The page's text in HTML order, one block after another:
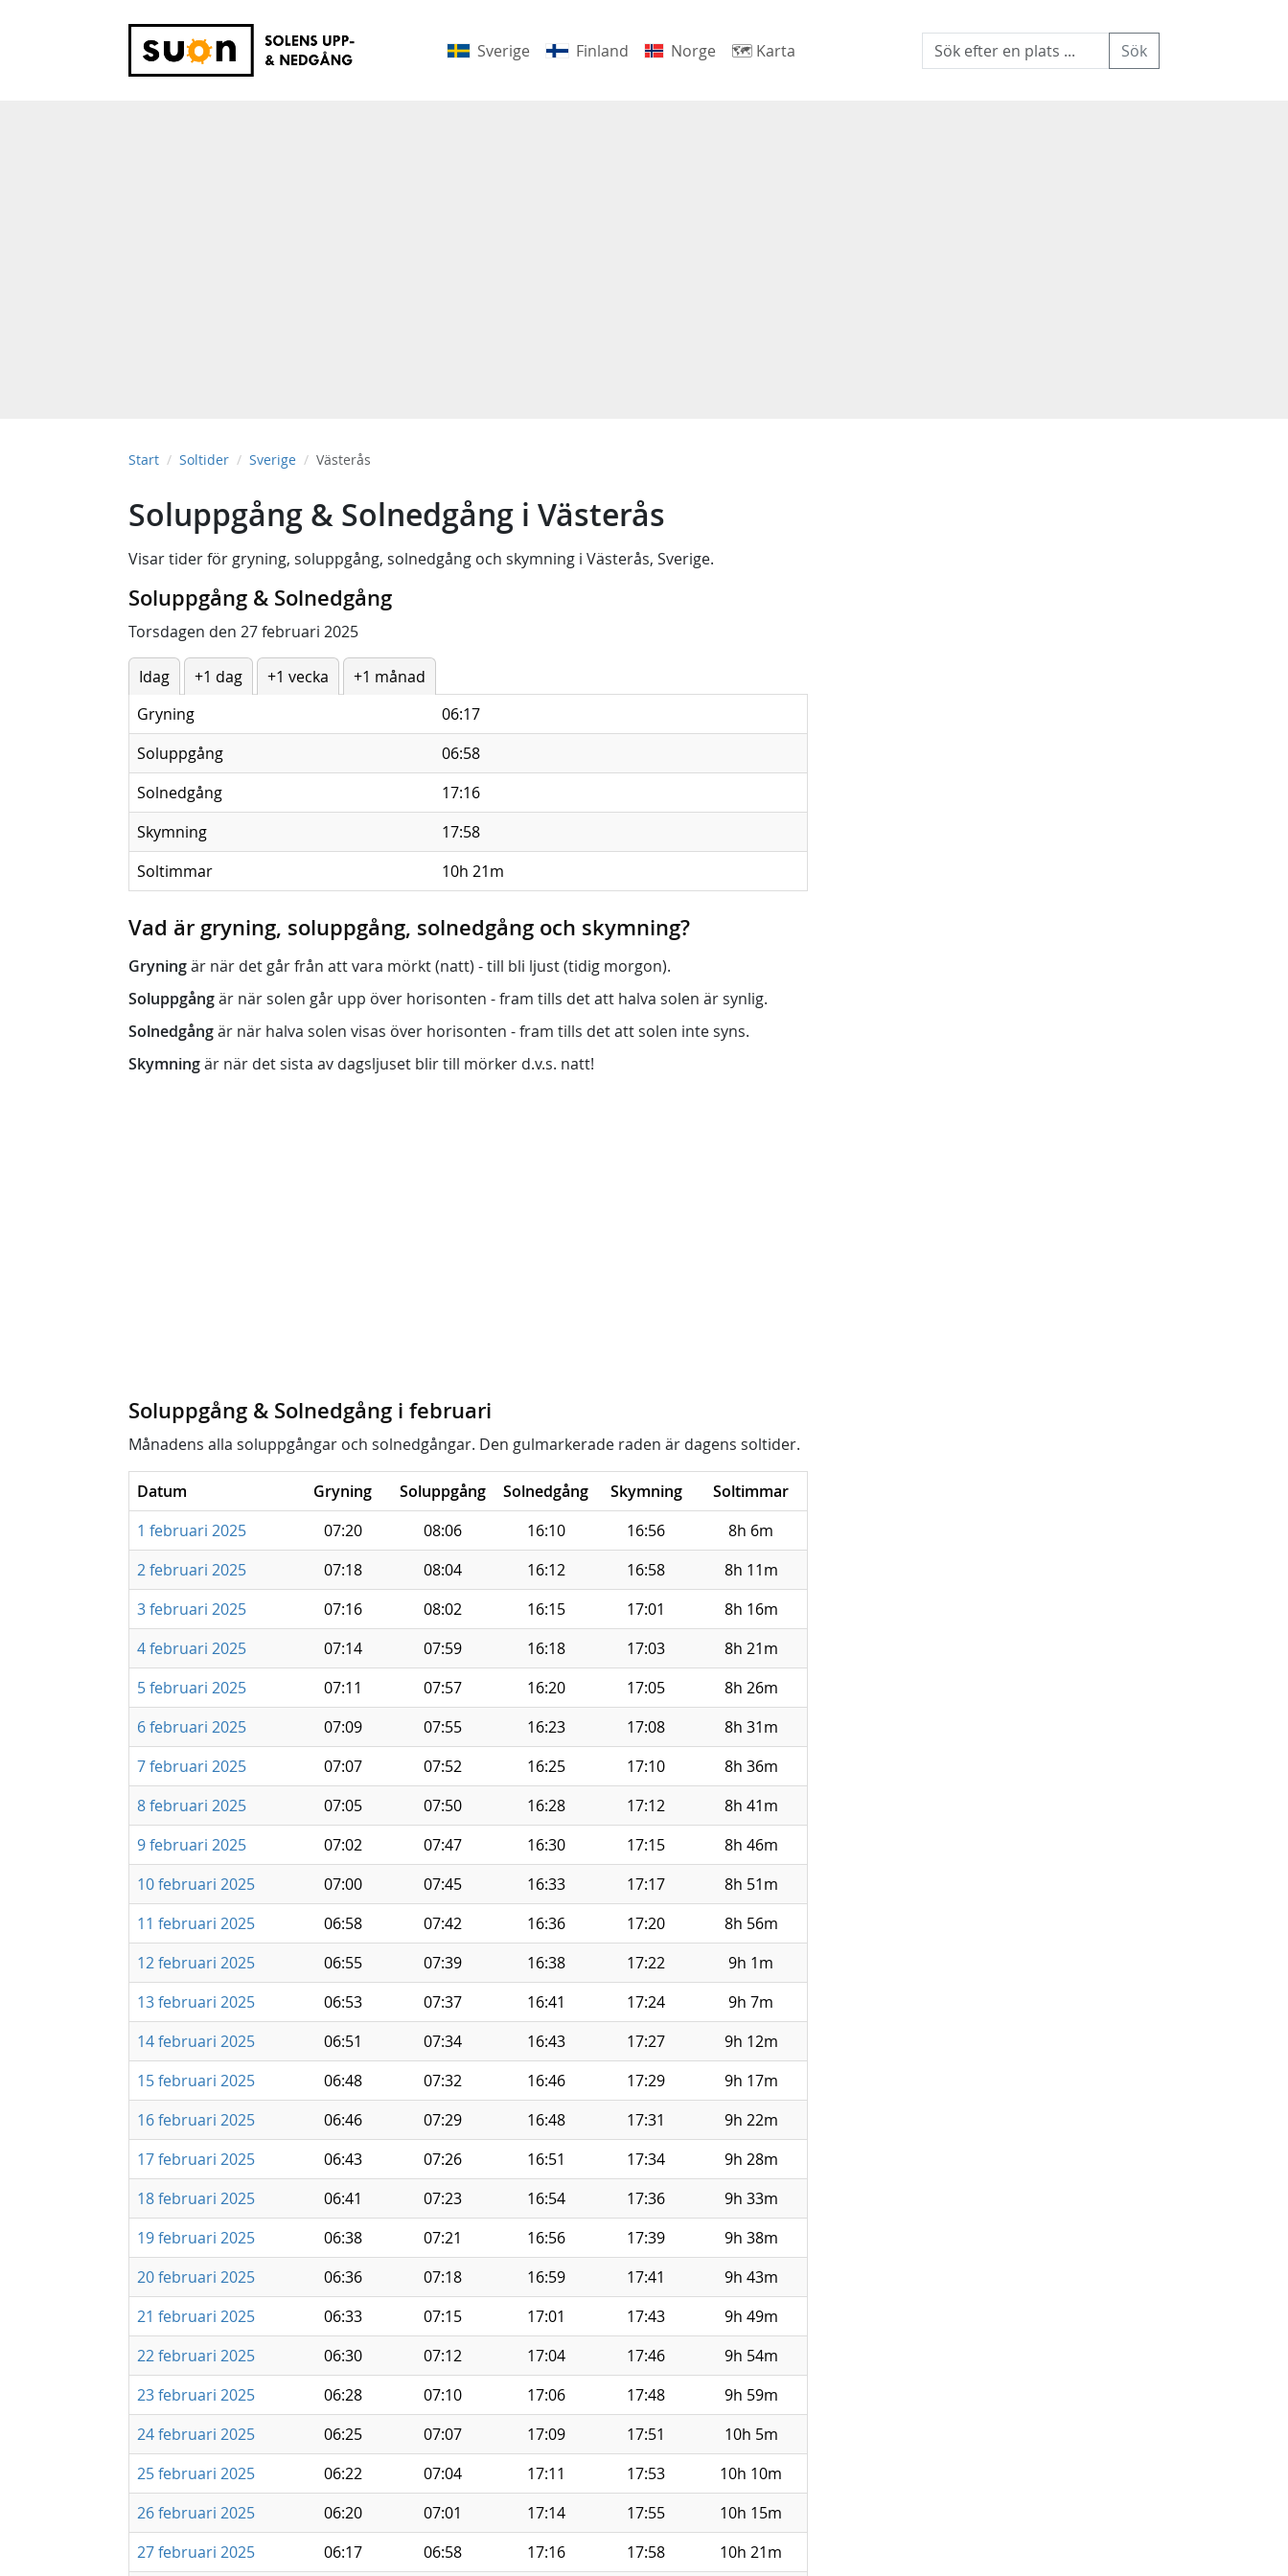
Sverige Finland Norge 🗺 Karta
Start Soltider Sverige Västerås
Soluppgång & Solnedgång i Västerås
Visar tider för gryning, soluppgång, solnedgång och skymning i Västerås, Sverige.
Soluppgång & Solnedgång
Torsdagen den 27 februari 2025
Idag +1 dag +1 vecka
+1 månad
Gryning
06:17
Soluppgång
06:58
Solnedgång
17:16
Skymning
17:58
Soltimmar
10h 21m
Vad är gryning, soluppgång, solnedgång och skymning?
Gryningär när det går från att vara mörkt (natt) - till bli ljust (tidig morgon).
Soluppgångär när solen går upp över horisonten - fram tills det att halva solen är synlig.
Solnedgångär när halva solen visas över horisonten - fram tills det att solen inte syns.
Skymningär när det sista av dagsljuset blir till mörker d.v.s. natt!
Soluppgång & Solnedgång i februari
Månadens alla soluppgångar och solnedgångar. Den gulmarkerade raden är dagens soltider.
Datum Gryning Soluppgång Solnedgång Skymning
Soltimmar
1 februari 2025
07:20 08:06 16:10 16:56
8h 6m
2 februari 2025
07:18 08:04 16:12 16:58
8h 11m
3 februari 2025
07:16 08:02 16:15 17:01
8h 16m
4 februari 2025
07:14 07:59 16:18 17:03
8h 21m
5 februari 2025
07:11 07:57 16:20 17:05
8h 26m
6 februari 2025
07:09 07:55 16:23 17:08
8h 31m
7 februari 2025
07:07 07:52 16:25 17:10
8h 36m
8 februari 2025
07:05 07:50 16:28 17:12
8h 41m
9 februari 2025
07:02 07:47 16:30 17:15
8h 46m
10 februari 2025
07:00 07:45 16:33 17:17
8h 51m
11 februari 2025
06:58 07:42 16:36 17:20
8h 56m
12 februari 2025
06:55 07:39 16:38 17:22
9h 1m
13 februari 2025
06:53 07:37 16:41 17:24
9h 7m
14 februari 2025
06:51 07:34 16:43 17:27
9h 12m
15 februari 2025
06:48 07:32 16:46 17:29
9h 17m
16 februari 2025
06:46 07:29 16:48 17:31
9h 22m
17 februari 2025
06:43 07:26 16:51 17:34
9h 28m
18 februari 2025
06:41 07:23 16:54 17:36
9h 33m
19 februari 2025
06:38 07:21 16:56 17:39
9h 38m
20 februari 2025
06:36 07:18 16:59 17:41
9h 43m
21 februari 2025
06:33 07:15 17:01 17:43
9h 49m
22 februari 2025
06:30 07:12 17:04 17:46
9h 54m
23 februari 2025
06:28 07:10 17:06 17:48
9h 59m
24 februari 2025
06:25 07:07 17:09 17:51
10h 5m
25 februari 2025
06:22 07:04 17:11 17:53
10h 10m
26 februari 2025
06:20 07:01 17:14 17:55
10h 15m
27 februari 2025
06:17 06:58 17:16 17:58 10h 21m